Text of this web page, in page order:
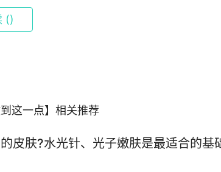
()
这一点】相关推荐
皮肤?水光针、光子嫩肤是最适合的基